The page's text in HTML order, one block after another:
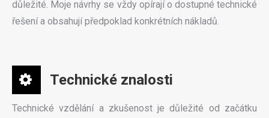
důležité. Moje návrhy se vždy opírají o dostupné technické
řešení a obsahují předpoklad konkrétních nákladů.
Technické znalosti
Technické vzdělání a zkušenost je důležité od začátku